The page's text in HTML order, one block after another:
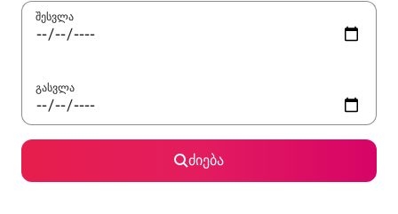
შესვლა
გასვლა
ძიება